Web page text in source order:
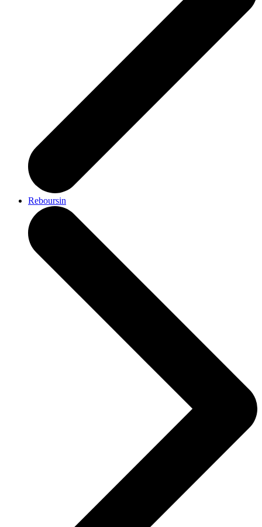
Reboursin